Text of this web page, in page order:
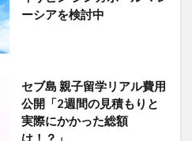
ーシアを検討中
セブ島 親子留学リアル費用
公開「2週間の見積もりと
実際にかかった総額
は！？」